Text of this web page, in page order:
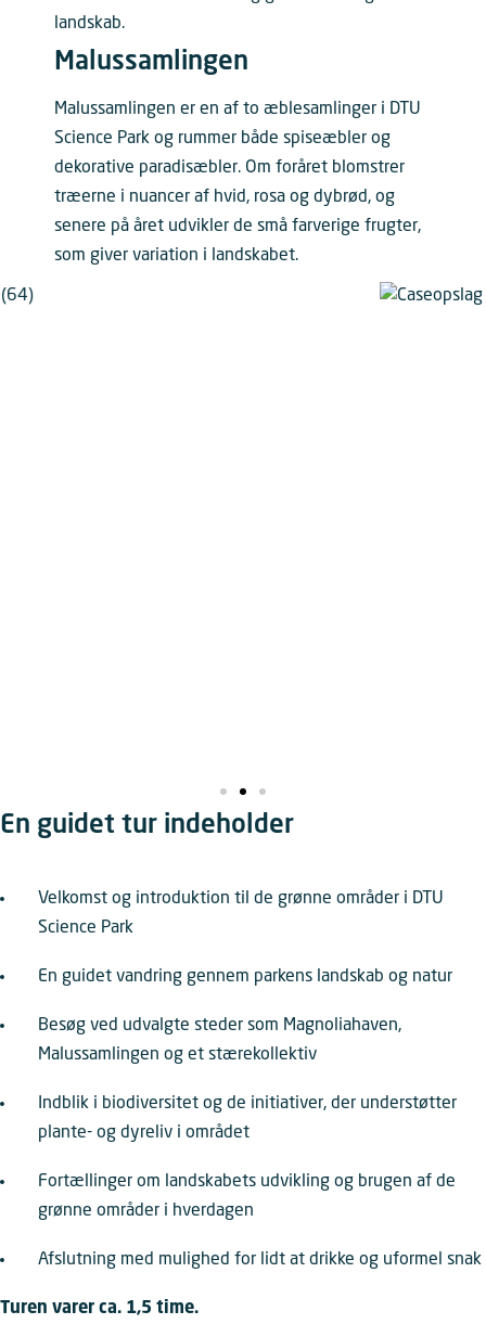
Malussamlingen
Malussamlingen er en af to æblesamlinger i DTU
Science Park og rummer både spiseæbler og
dekorative paradisæbler. Om foråret blomstrer
træerne i nuancer af hvid, rosa og dybrød, og
senere på året udvikler de små farverige frugter,
som giver variation i landskabet.
En guidet tur indeholder
Velkomst og introduktion til de grønne områder i DTU
Science Park
En guidet vandring gennem parkens landskab og natur
Besøg ved udvalgte steder som Magnoliahaven,
Malussamlingen og et stærekollektiv
Indblik i biodiversitet og de initiativer, der understøtter
plante- og dyreliv i området
Fortællinger om landskabets udvikling og brugen af de
grønne områder i hverdagen
Afslutning med mulighed for lidt at drikke og uformel snak
Turen varer ca. 1,5 time.